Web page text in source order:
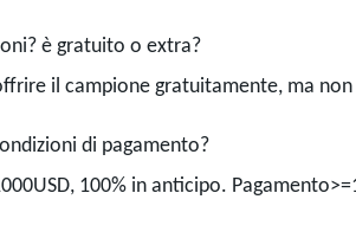
è gratuito o extra?
il campione gratuitamente, ma
di pagamento?
100% in anticipo.